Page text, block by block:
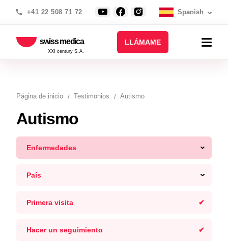
+41 22 508 71 72 Spanish
swiss medica
XXI century S.A.
LLÁMAME
Página de inicio Testimonios Autismo
Autismo
Enfermedades
País
Primera visita
Hacer un seguimiento